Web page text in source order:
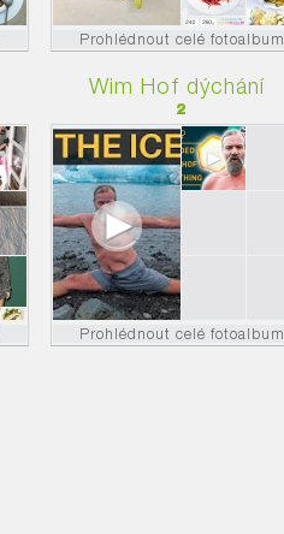
Prohlédnout celé fotoalbum
Wim Hof dýchání
2
Prohlédnout celé fotoalbum